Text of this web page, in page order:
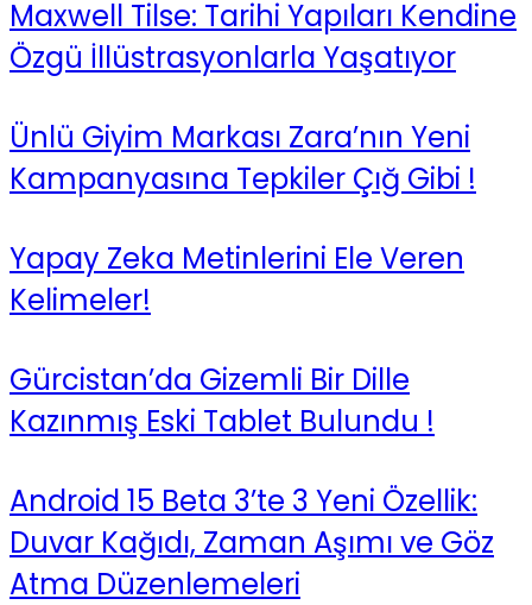
Maxwell Tilse: Tarihi Yapıları Kendine
Özgü İllüstrasyonlarla Yaşatıyor
Ünlü Giyim Markası Zara’nın Yeni
Kampanyasına Tepkiler Çığ Gibi !
Yapay Zeka Metinlerini Ele Veren
Kelimeler!
Gürcistan’da Gizemli Bir Dille
Kazınmış Eski Tablet Bulundu !
Android 15 Beta 3’te 3 Yeni Özellik:
Duvar Kağıdı, Zaman Aşımı ve Göz
Atma Düzenlemeleri